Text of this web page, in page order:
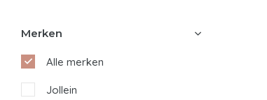
Merken
Alle merken
Jollein